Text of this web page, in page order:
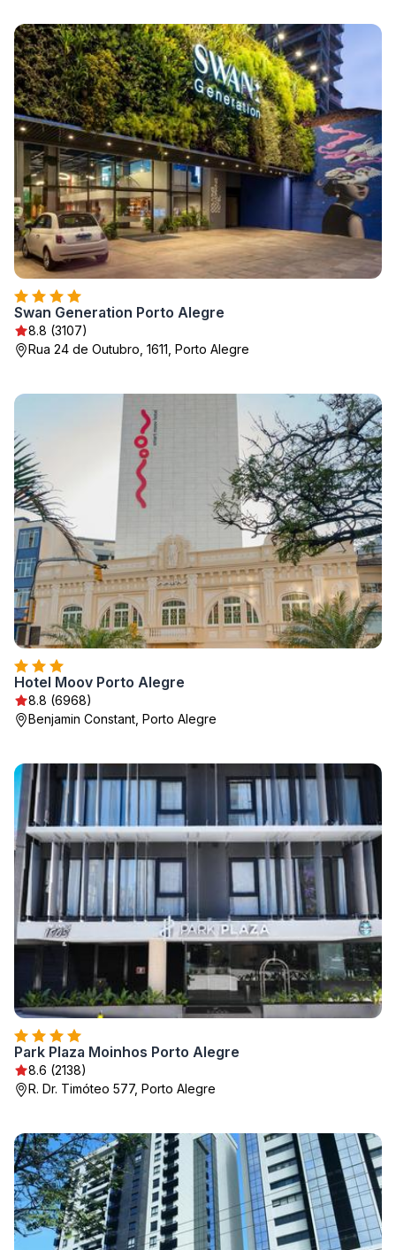
Swan Generation Porto Alegre
8.8 (3107)
Rua 24 de Outubro, 1611, Porto Alegre
Hotel Moov Porto Alegre
8.8 (6968)
Benjamin Constant, Porto Alegre
Park Plaza Moinhos Porto Alegre
8.6 (2138)
R. Dr. Timóteo 577, Porto Alegre